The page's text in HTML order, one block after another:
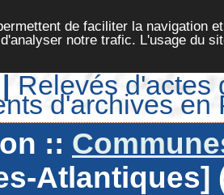
de faciliter la navigation
notre trafic. L'usage du
Relevés d'actes
d'archives en
::
Atlantiques]